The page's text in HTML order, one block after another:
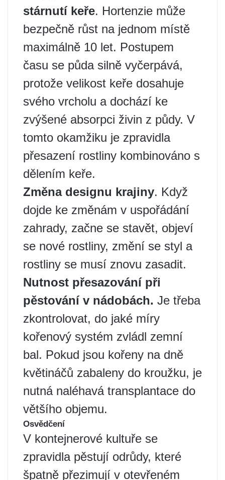
stárnutí keře. Hortenzie může
bezpečně růst na jednom místě
maximálně 10 let. Postupem
času se půda silně vyčerpává,
protože velikost keře dosahuje
svého vrcholu a dochází ke
zvýšené absorpci živin z půdy. V
tomto okamžiku je zpravidla
přesazení rostliny kombinováno s
dělením keře.
Změna designu krajiny. Když
dojde ke změnám v uspořádání
zahrady, začne se stavět, objeví
se nové rostliny, změní se styl a
rostliny se musí znovu zasadit.
Nutnost přesazování při
pěstování v nádobách. Je třeba
zkontrolovat, do jaké míry
kořenový systém zvládl zemní
bal. Pokud jsou kořeny na dně
květináčů zabaleny do kroužku, je
nutná naléhavá transplantace do
většího objemu.
Osvědčení
V kontejnerové kultuře se
zpravidla pěstují odrůdy, které
špatně přezimují v otevřeném